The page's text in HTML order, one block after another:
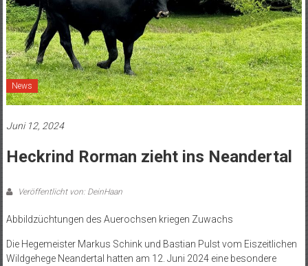
News
Juni 12, 2024
Heckrind Rorman zieht ins Neandertal
Veröffentlicht von: DeinHaan
Abbildzüchtungen des Auerochsen kriegen Zuwachs
Die Hegemeister Markus Schink und Bastian Pulst vom Eiszeitlichen
Wildgehege Neandertal hatten am 12. Juni 2024 eine besondere